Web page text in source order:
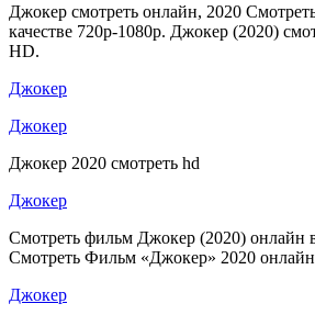
Джокер смотреть онлайн, 2020
качестве 720p-1080p. Джокер (2020)
HD.
Джокер
Джокер
Джокер 2020 смотреть hd
Джокер
Смотреть фильм Джокер (2020) онлайн
Смотреть Фильм «Джокер» 2020 онлайн
Джокер